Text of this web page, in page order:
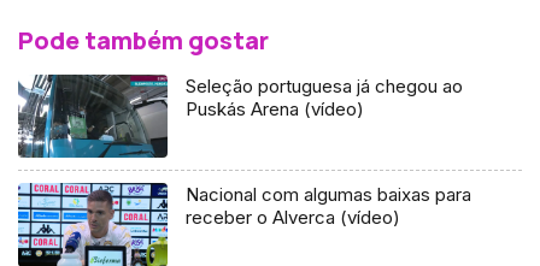
Pode também gostar
Seleção portuguesa já chegou ao
Puskás Arena (vídeo)
Nacional com algumas baixas para
receber o Alverca (vídeo)